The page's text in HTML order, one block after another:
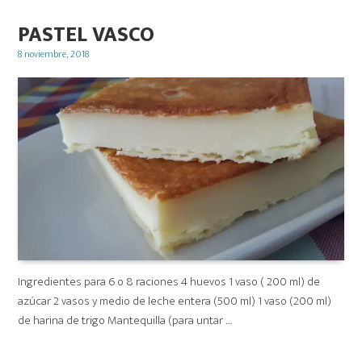
PASTEL VASCO
Posted
8 noviembre, 2018
Ingredientes para 6 o 8 raciones 4 huevos 1 vaso ( 200 ml) de
azúcar 2 vasos y medio de leche entera (500 ml) 1 vaso (200 ml)
de harina de trigo Mantequilla (para untar …